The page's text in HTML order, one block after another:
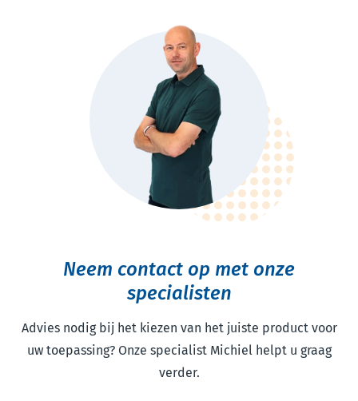
Neem contact op met onze
specialisten
Advies nodig bij het kiezen van het juiste product voor
uw toepassing? Onze specialist Michiel helpt u graag
verder.